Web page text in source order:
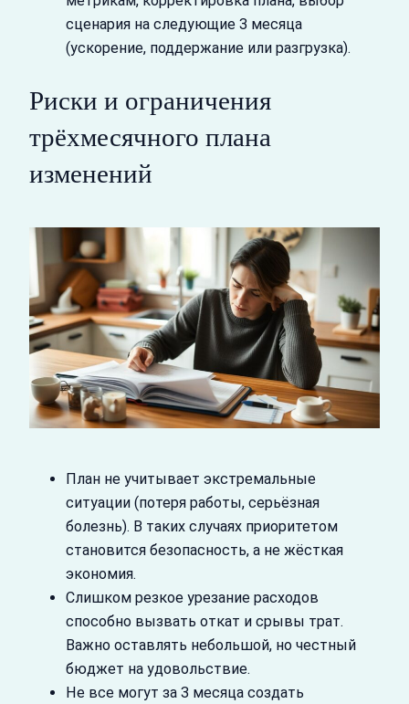
сценария на следующие 3 месяца
(ускорение, поддержание или разгрузка).
Риски и ограничения
трёхмесячного плана
изменений
План не учитывает экстремальные
ситуации (потеря работы, серьёзная
болезнь). В таких случаях приоритетом
становится безопасность, а не жёсткая
экономия.
Слишком резкое урезание расходов
способно вызвать откат и срывы трат.
Важно оставлять небольшой, но честный
бюджет на удовольствие.
Не все могут за 3 месяца создать